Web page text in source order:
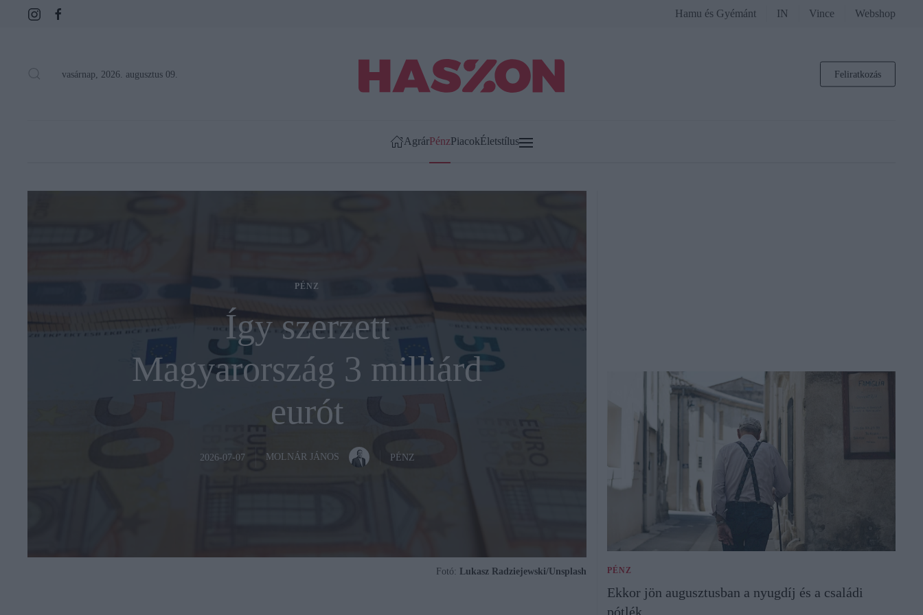
Hamu és Gyémánt IN Vince Webshop
vasárnap, 2026. augusztus 09. Feliratkozás
AgrárPénzPiacokÉletstílus
PÉNZ
Így szerzett
Magyarország 3 milliárd
eurót
2026-07-07 MOLNÁR JÁNOS PÉNZ
Fotó: Lukasz Radziejewski/Unsplash PÉNZ
Ekkor jön augusztusban a nyugdíj és a családi
pótlék